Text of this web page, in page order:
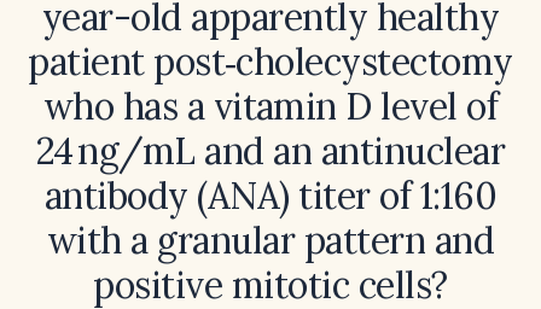
year-old apparently healthy
patient post‑cholecystectomy
who has a vitamin D level of
24 ng/mL and an antinuclear
antibody (ANA) titer of 1:160
with a granular pattern and
positive mitotic cells?